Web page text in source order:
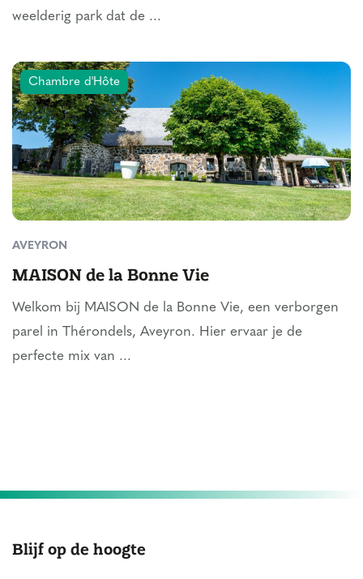
weelderig park dat de ...
Chambre d'Hôte
AVEYRON
MAISON de la Bonne Vie
Welkom bij MAISON de la Bonne Vie, een verborgen
parel in Thérondels, Aveyron. Hier ervaar je de
perfecte mix van ...
Blijf op de hoogte